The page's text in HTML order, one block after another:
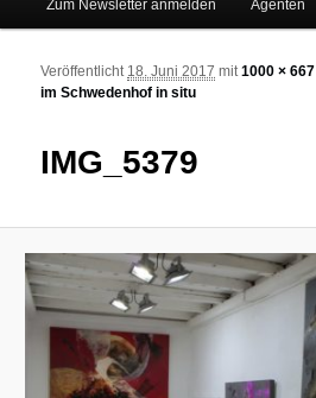
Zum Newsletter anmelden Agenten
IMG_5379
Veröffentlicht 18. Juni 2017 mit1000 × 667
im Schwedenhof in situ